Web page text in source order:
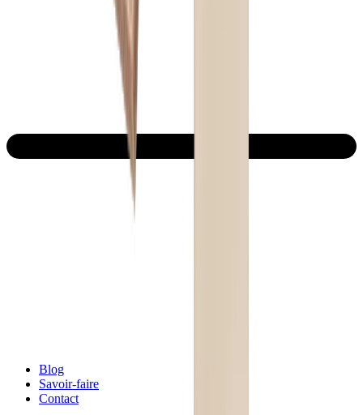
Blog
Savoir-faire
Contact